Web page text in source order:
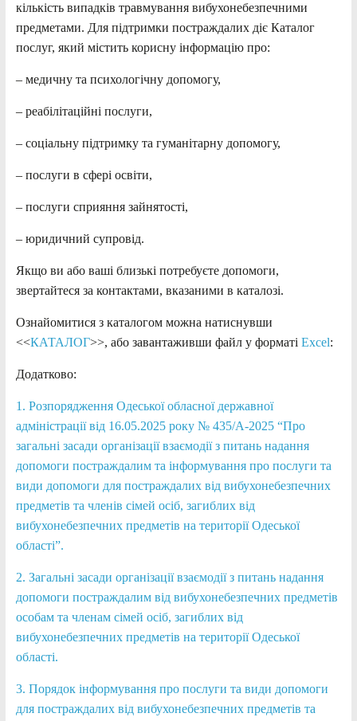
кількість випадків травмування вибухонебезпечними
предметами. Для підтримки постраждалих діє Каталог
послуг, який містить корисну інформацію про:
– медичну та психологічну допомогу,
– реабілітаційні послуги,
– соціальну підтримку та гуманітарну допомогу,
– послуги в сфері освіти,
– послуги сприяння зайнятості,
– юридичний супровід.
Якщо ви або ваші близькі потребуєте допомоги,
звертайтеся за контактами, вказаними в каталозі.
Ознайомитися з каталогом можна натиснувши
<<КАТАЛОГ>>, або завантаживши файл у форматі Excel:
Додатково:
1. Розпорядження Одеської обласної державної
адміністрації від 16.05.2025 року № 435/А-2025 “Про
загальні засади організації взаємодії з питань надання
допомоги постраждалим та інформування про послуги та
види допомоги для постраждалих від вибухонебезпечних
предметів та членів сімей осіб, загиблих від
вибухонебезпечних предметів на території Одеської
області”.
2. Загальні засади організації взаємодії з питань надання
допомоги постраждалим від вибухонебезпечних предметів
особам та членам сімей осіб, загиблих від
вибухонебезпечних предметів на території Одеської
області.
3. Порядок інформування про послуги та види допомоги
для постраждалих від вибухонебезпечних предметів та